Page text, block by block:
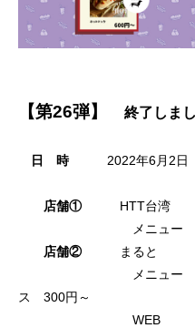
【第26弾】 終了しま
日 時2022年6月2日（
店舗①HTT台湾
メニュー 台湾ビ
店舗②まると
メニュー つくね
ス 300円～